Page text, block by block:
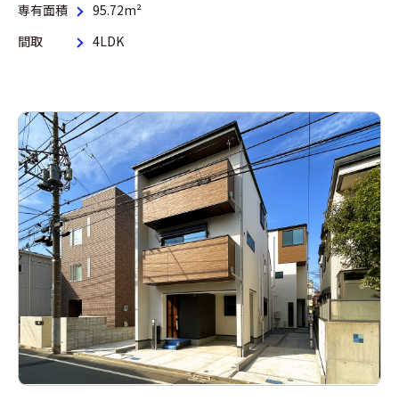
専有面積
95.72m²
間取
4LDK